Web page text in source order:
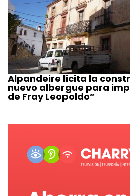
Alpandeire licita la
nuevo albergue para
de Fray Leopoldo”